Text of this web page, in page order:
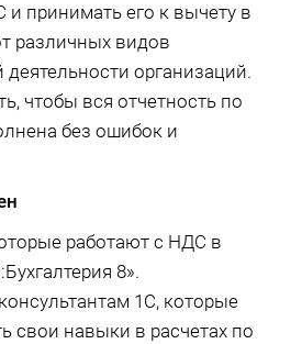
принимать его к вычету в
различных видов
деятельности организаций.
чтобы вся отчетность по
без ошибок и
работают с НДС в
8».
1С, которые
свои навыки в расчетах по